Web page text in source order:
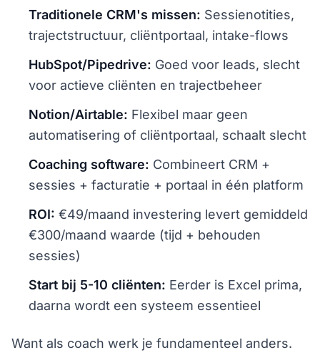
Traditionele CRM's missen: Sessienotities,
trajectstructuur, cliëntportaal, intake-flows
HubSpot/Pipedrive: Goed voor leads, slecht
voor actieve cliënten en trajectbeheer
Notion/Airtable: Flexibel maar geen
automatisering of cliëntportaal, schaalt slecht
Coaching software: Combineert CRM +
sessies + facturatie + portaal in één platform
ROI: €49/maand investering levert gemiddeld
€300/maand waarde (tijd + behouden
sessies)
Start bij 5-10 cliënten: Eerder is Excel prima,
daarna wordt een systeem essentieel
Want als coach werk je fundamenteel anders.